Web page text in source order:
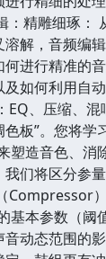
：精雕细琢：
解，音频编
进行精准的
如何利用自
EQ、压缩、
色板”。您将
塑造音色、消
们将区分参
Compressor
基本参数（阈
动态范围的